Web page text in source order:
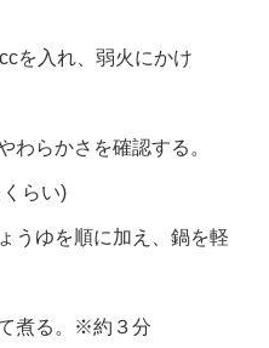
を入れ、弱火にかけ
らかさを確認する。
らい)
ゆを順に加え、鍋を軽
煮る。※約３分